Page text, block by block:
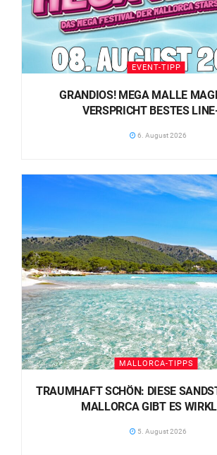
EVENT-TIPP
GRANDIOS! MEGA MALLE
VERSPRICHT BESTES
6. August 2026
MALLORCA-TIPPS
TRAUMHAFT SCHÖN: DIESE
MALLORCA GIBT ES
5. August 2026